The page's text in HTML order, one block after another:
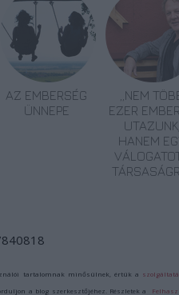
AZ EMBERSÉG
ÜNNEPE
„NEM
EZER
UTAZUNK,
HANEM
tartalomnak minősülnek, értük a
a blog szerkesztőjéhez. Részletek a